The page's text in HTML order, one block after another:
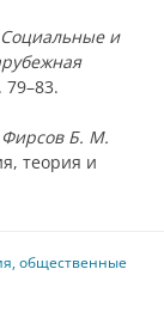
Социальные и
Фирсов Б. М.
теория и
,общественные